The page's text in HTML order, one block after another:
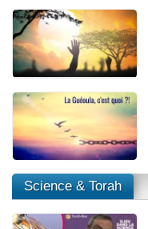
Science & Torah